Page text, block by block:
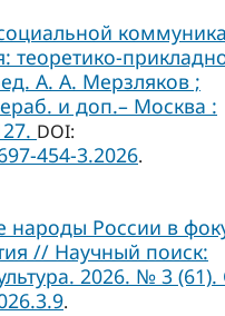
теоретико-
А. А. Мерзляков ;
и доп.– Москва :
DOI:
454-3.2026.
России в
// Научный поиск:
2026. № 3 (61).
.